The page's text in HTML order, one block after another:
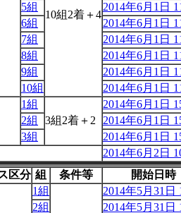
10組2着＋4
5組
2014年6月1日
6組
2014年6月1日
7組
2014年6月1日
8組
2014年6月1日
9組
2014年6月1日
10組
2014年6月1日
1組
3組2着＋2
2014年6月1日
2組
2014年6月1日
3組
2014年6月1日
2014年6月2日
区分 組 条件等
開始日時
1組
2014年5月31日
2組
2014年5月31日